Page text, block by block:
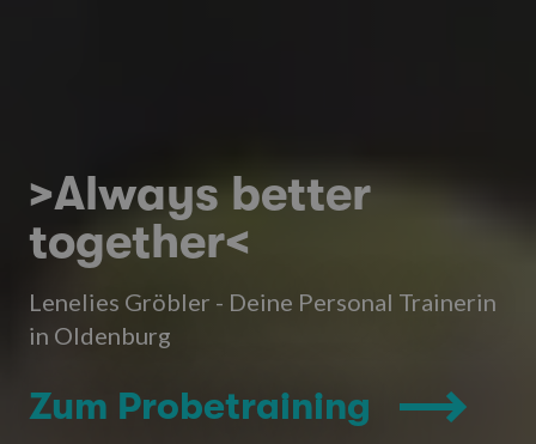
>Always better
together<
Lenelies Gröbler - Deine Personal Trainerin
in Oldenburg
Zum Probetraining